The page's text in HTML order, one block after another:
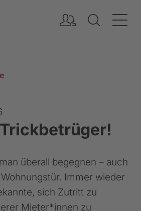
überall begegnen – auch
Immer wieder
sich Zutritt zu
Mieter*innen zu